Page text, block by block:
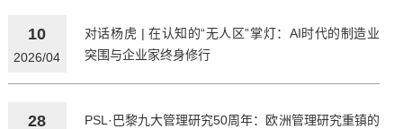
10
2026/04
对话杨虎 | 在认知的“无人区”掌灯：AI时代的制造业
突围与企业家终身修行
28
PSL·巴黎九大管理研究50周年：欧洲管理研究重镇的